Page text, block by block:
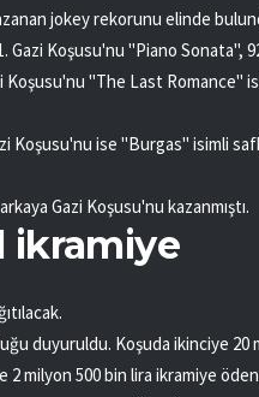
jokey rekorunu elinde
Gazi Koşusu'nu "Piano Sonata",
Koşusu'nu "The Last Romance"
Koşusu'nu ise "Burgas" isimli
Gazi Koşusu'nu kazanmıştı.
ikramiye
duyuruldu. Koşuda ikinciye 20
milyon 500 bin lira ikramiye